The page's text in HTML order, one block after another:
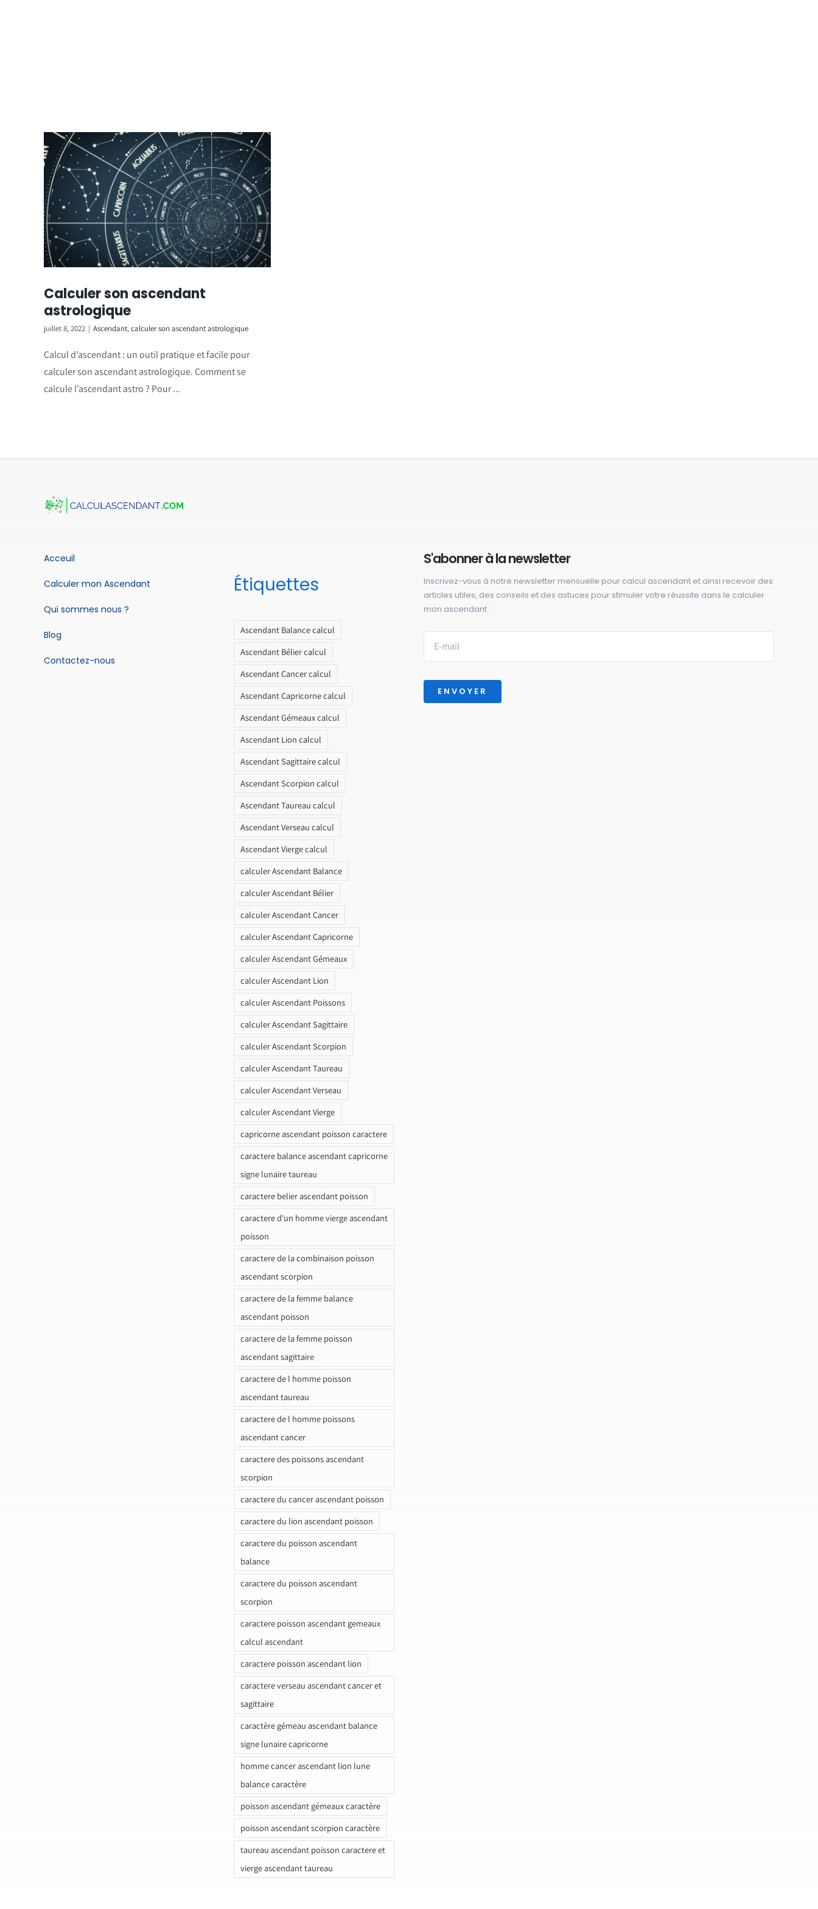
Calculer son ascendant
astrologique
juillet 8, 2022 | Ascendant,calculer son ascendant astrologique
Calcul d’ascendant : un outil pratique et facile pour
calculer son ascendant astrologique. Comment se
calcule l’ascendant astro ? Pour ...
Acceuil
Calculer mon Ascendant
Qui sommes nous ?
Blog
Contactez-nous
Étiquettes
Ascendant Balance calcul
Ascendant Bélier calcul
Ascendant Cancer calcul
Ascendant Capricorne calcul
Ascendant Gémeaux calcul
Ascendant Lion calcul
Ascendant Sagittaire calcul
Ascendant Scorpion calcul
Ascendant Taureau calcul
Ascendant Verseau calcul
Ascendant Vierge calcul
calculer Ascendant Balance
calculer Ascendant Bélier
calculer Ascendant Cancer
calculer Ascendant Capricorne
calculer Ascendant Gémeaux
calculer Ascendant Lion
calculer Ascendant Poissons
calculer Ascendant Sagittaire
calculer Ascendant Scorpion
calculer Ascendant Taureau
calculer Ascendant Verseau
calculer Ascendant Vierge
capricorne ascendant poisson caractere
caractere balance ascendant capricorne
signe lunaire taureau
caractere belier ascendant poisson
caractere d'un homme vierge ascendant
poisson
caractere de la combinaison poisson
ascendant scorpion
caractere de la femme balance
ascendant poisson
caractere de la femme poisson
ascendant sagittaire
caractere de l homme poisson
ascendant taureau
caractere de l homme poissons
ascendant cancer
caractere des poissons ascendant
scorpion
caractere du cancer ascendant poisson
caractere du lion ascendant poisson
caractere du poisson ascendant
balance
caractere du poisson ascendant
scorpion
caractere poisson ascendant gemeaux
calcul ascendant
caractere poisson ascendant lion
caractere verseau ascendant cancer et
sagittaire
caractère gémeau ascendant balance
signe lunaire capricorne
homme cancer ascendant lion lune
balance caractère
poisson ascendant gémeaux caractère
poisson ascendant scorpion caractère
taureau ascendant poisson caractere et
vierge ascendant taureau
S'abonner à la newsletter
Inscrivez-vous à notre newsletter mensuelle pour calcul ascendant et ainsi recevoir des
articles utiles, des conseils et des astuces pour stimuler votre réussite dans le calculer
mon ascendant :
ENVOYER